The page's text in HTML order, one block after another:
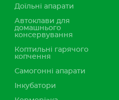
Доїльні апарати
Автоклави для
домашнього
консервування
Коптильні гарячого
копчення
Самогонні апарати
Інкубатори